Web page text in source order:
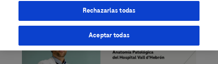
Rechazarlas todas
Aceptar todas